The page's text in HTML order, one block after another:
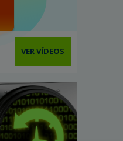
VER VÍDEOS